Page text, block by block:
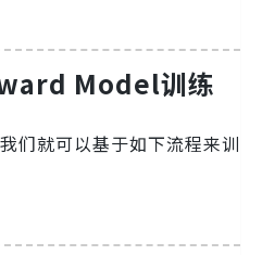
Model训练
们就可以基于如下流程来训